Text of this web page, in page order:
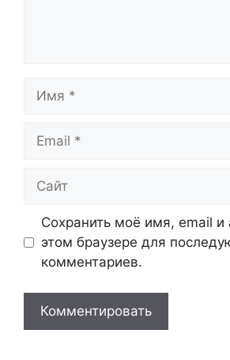
Имя
Email
Сайт
Сохранить моё имя, email и
этом браузере для
комментариев.